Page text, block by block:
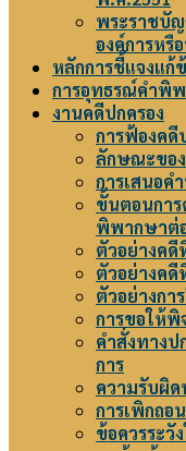
พระราชบั
องค์การหรื
หลักการชี้แจงแก้
การอุทธรณ์คำพิ
งานคดีปกครอง
การฟ้องคดี
ลักษณะขอ
การเสนอค
ขั้นตอนกา
พิพากษาต่
ตัวอย่างคดี
ตัวอย่างคดี
ตัวอย่างกา
การขอให้
คำสั่งทางป
การ
ความรับผิด
การเพิกถอ
ข้อควรระวั